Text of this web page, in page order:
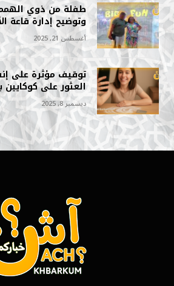
طفلة من ذوي الهمم
وتوضيح إدارة قاعة
أغسطس 21, 2025
توقيف مؤثرة على
العثور على كوكايين
ديسمبر 8, 2025